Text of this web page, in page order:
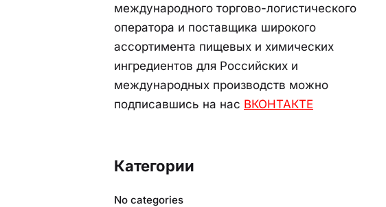
международного торгово-логистического
оператора и поставщика широкого
ассортимента пищевых и химических
ингредиентов для Российских и
международных производств можно
подписавшись на нас ВКОНТАКТЕ
Категории
No categories